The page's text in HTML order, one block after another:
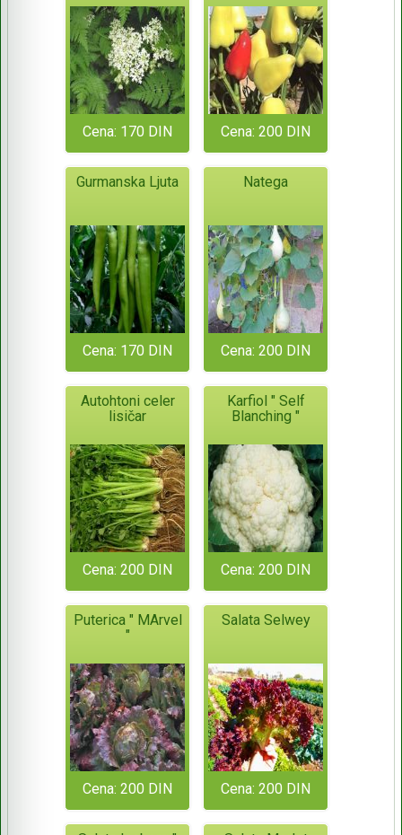
Cena: 170 DIN Cena: 200 DIN
Gurmanska Ljuta
Cena: 170 DIN
Natega
Cena: 200 DIN
Autohtoni celer
lisičar
Cena: 200 DIN
Karfiol " Self
Blanching "
Cena: 200 DIN
Puterica " MArvel
"
Cena: 200 DIN
Salata Selwey
Cena: 200 DIN